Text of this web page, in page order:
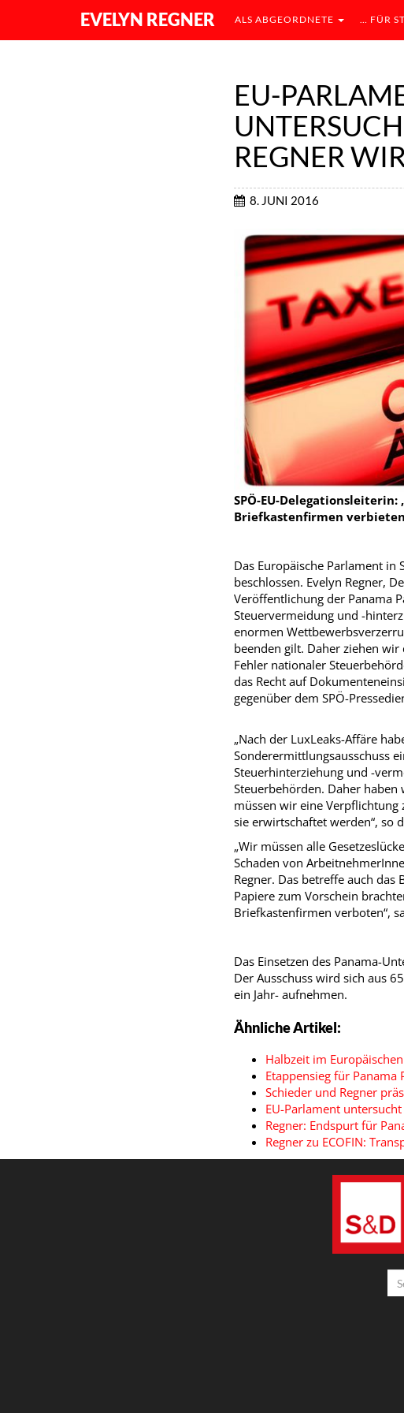
EVELYN REGNER ALS ABGEORDNETE … FÜR
EU-
REGNER
8. JUNI 2016
SPÖ-EU-
Briefkastenfirmen
Das Europäische Parlament in
beschlossen. Evelyn Regner,
Veröffentlichung der Panama
Steuervermeidung und -
enormen
beenden gilt. Daher ziehen
Fehler nationaler
das Recht auf
gegenüber dem SPÖ-
„Nach der LuxLeaks-Affäre
Sonderermittlungsausschuss
Steuerhinterziehung und -
Steuerbehörden. Daher
müssen wir eine
sie erwirtschaftet werden“, so
„Wir müssen alle
Schaden von
Regner. Das betreffe auch
Papiere zum Vorschein
Briefkastenfirmen verboten“,
Das Einsetzen des Panama-
Der Ausschuss wird sich aus
ein Jahr- aufnehmen.
Ähnliche Artikel:
Halbzeit im
Etappensieg für Panama
Schieder und Regner
EU-Parlament
Regner: Endspurt für
Regner zu ECOFIN: